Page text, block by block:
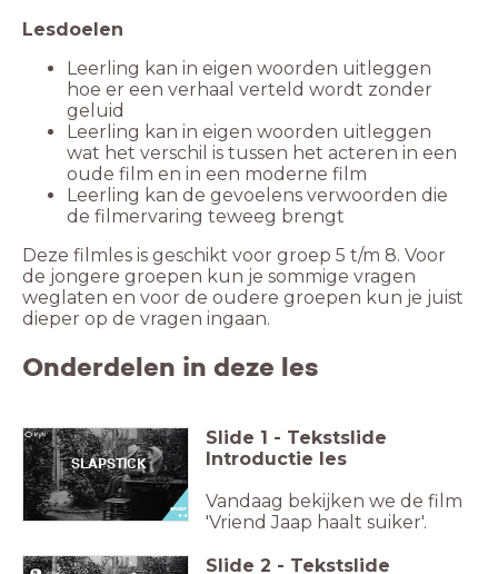
Lesdoelen
Leerling kan in eigen woorden uitleggen
hoe er een verhaal verteld wordt zonder
geluid
Leerling kan in eigen woorden uitleggen
wat het verschil is tussen het acteren in een
oude film en in een moderne film
Leerling kan de gevoelens verwoorden die
de filmervaring teweeg brengt
Deze filmles is geschikt voor groep 5 t/m 8. Voor
de jongere groepen kun je sommige vragen
weglaten en voor de oudere groepen kun je juist
dieper op de vragen ingaan.
Onderdelen in deze les
GROEP
5 - 8
SLAPSTICK
Slide 1 - Tekstslide
Introductie les
Vandaag bekijken we de film
'Vriend Jaap haalt suiker'.
Slide 2 - Tekstslide